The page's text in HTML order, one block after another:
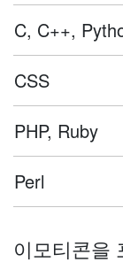
C, C++,
CSS
PHP, Ruby
Perl
이모티콘을